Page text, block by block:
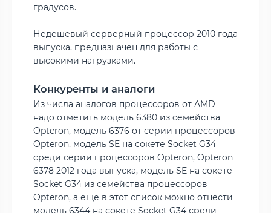
градусов.
Недешевый серверный процессор 2010 года
выпуска, предназначен для работы с
высокими нагрузками.
Конкуренты и аналоги
Из числа аналогов процессоров от AMD
надо отметить модель 6380 из семейства
Opteron, модель 6376 от серии процессоров
Opteron, модель SE на сокете Socket G34
среди серии процессоров Opteron, Opteron
6378 2012 года выпуска, модель SE на сокете
Socket G34 из семейства процессоров
Opteron, а еще в этот список можно отнести
модель 6344 на сокете Socket G34 среди